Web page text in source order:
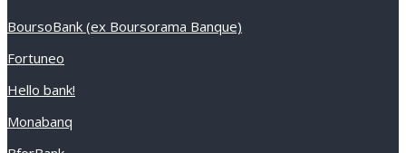
BoursoBank (ex Boursorama Banque)
Fortuneo
Hello bank!
Monabanq